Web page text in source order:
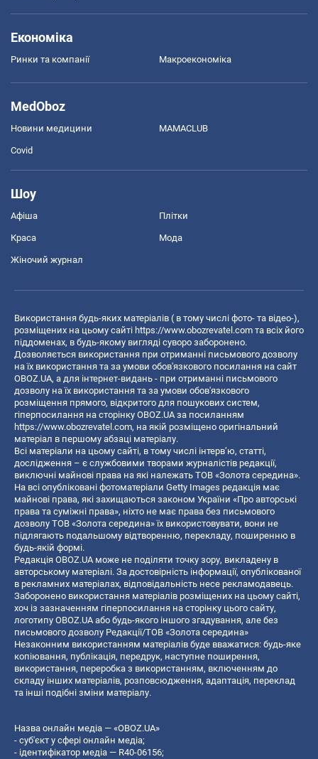
Економіка
Ринки та компанії Макроекономіка
MedOboz
Новини медицини MAMACLUB
Covid
Шоу
Афіша Плітки
Краса Мода
Жіночий журнал
Використання будь-яких матеріалів ( в тому числі фото- та відео-),
розміщених на цьому сайті https://www.obozrevatel.com та всіх його
піддоменах, в будь-якому вигляді суворо заборонено.
Дозволяється використання при отриманні письмового дозволу
на їх використання та за умови обов'язкового посилання на сайт
OBOZ.UA, а для інтернет-видань - при отриманні письмового
дозволу на їх використання та за умови обов'язкового
розміщення прямого, відкритого для пошукових систем,
гіперпосилання на сторінку OBOZ.UA за посиланням
https://www.obozrevatel.com, на якій розміщено оригінальний
матеріал в першому абзаці матеріалу.
Всі матеріали на цьому сайті, в тому числі інтерв’ю, статті,
дослідження – є службовими творами журналістів редакції,
виключні майнові права на які належать ТОВ «Золота середина».
На всі опубліковані фотоматеріали Getty Images редакція має
майнові права, які захищаються законом України «Про авторські
права та суміжні права», ніхто не має права без письмового
дозволу ТОВ «Золота середина» їх використовувати, вони не
підлягають подальшому відтворенню, перекладу, поширенню в
будь-якій формі.
Редакція OBOZ.UA може не поділяти точку зору, викладену в
авторському матеріалі. За достовірність інформації, опублікованої
в рекламних матеріалах, відповідальність несе рекламодавець.
Заборонено використання матеріалів розміщених на цьому сайті,
хоч із зазначенням гіперпосилання на сторінку цього сайту,
логотипу OBOZ.UA або будь-якого іншого згадування, але без
письмового дозволу Редакції/ТОВ «Золота середина»
Незаконним використанням матеріалів буде вважатися: будь-яке
копiювання, публiкацiя, передрук, наступне поширення,
використання, переробка з використанням, включенням до
складу інших матеріалів, розповсюдження, адаптація, переклад
та інші подібні зміни матеріалу.
Назва онлайн медіа — «OBOZ.UA»
- суб'єкт у сфері онлайн медіа;
- ідентифікатор медіа — R40-06156;